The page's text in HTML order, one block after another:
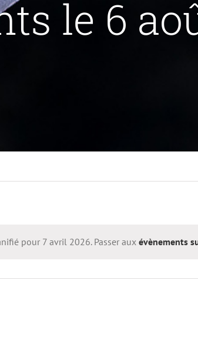
le 6
Notice
pour 7 avril 2026. Passer aux évènements